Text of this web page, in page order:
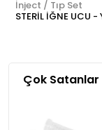
İnject / Tıp Set
STERİL İĞNE UCU -
Çok Satanlar